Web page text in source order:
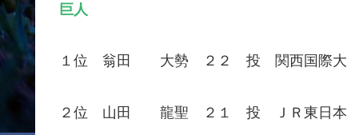
巨人
１位 翁田 大勢 ２２ 投 関西国際大
２位 山田 龍聖 ２１ 投 ＪＲ東日本